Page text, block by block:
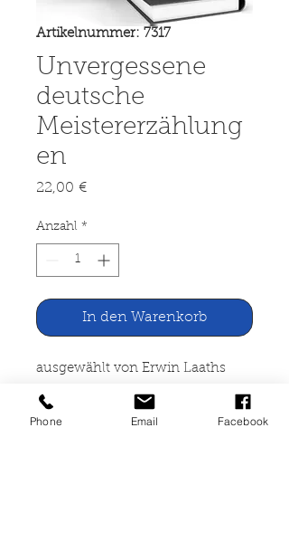
Artikelnummer: 7317
Unvergessene
deutsche
Meistererzählung
en
22,00 €Preis
Anzahl *
In den Warenkorb
ausgewählt von Erwin Laaths
Unvergessene deutsche
Phone Email Facebook